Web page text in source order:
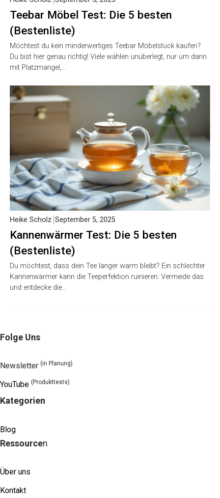
Teebar Möbel Test: Die 5 besten
(Bestenliste)
Möchtest du kein minderwertiges Teebar Möbelstück kaufen?
Du bist hier genau richtig! Viele wählen unüberlegt, nur um dann
mit Platzmangel,…
Kannenwärmer Test: Die 5 besten
(Bestenliste)
Heike Scholz September 5, 2025
Du möchtest, dass dein Tee länger warm bleibt? Ein schlechter
Kannenwärmer kann die Teeperfektion ruinieren. Vermeide das
und entdecke die…
Folge Uns
Newsletter (in Planung)
YouTube (Produkttests)
Kategorien
Blog
Ressourcen
Über uns
Kontakt